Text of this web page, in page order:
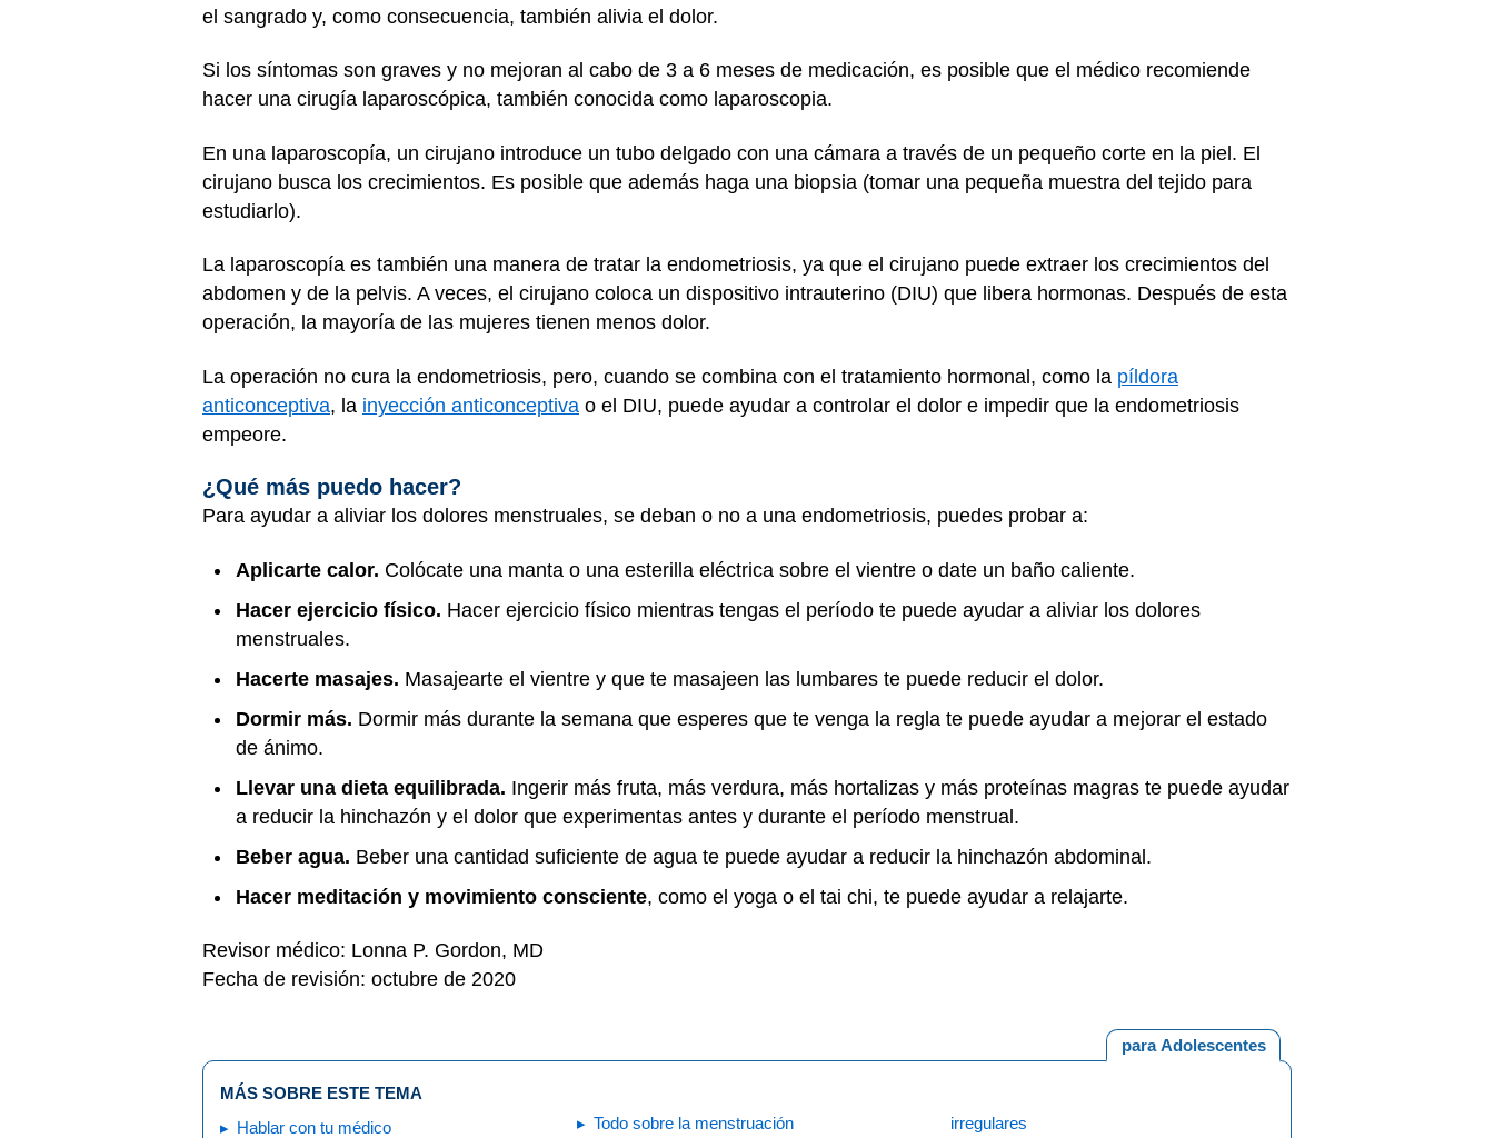
el sangrado y, como consecuencia, también alivia el dolor.
Si los síntomas son graves y no mejoran al cabo de 3 a 6 meses de medicación, es posible que el médico recomiende
hacer una cirugía laparoscópica, también conocida como laparoscopia.
En una laparoscopía, un cirujano introduce un tubo delgado con una cámara a través de un pequeño corte en la piel. El
cirujano busca los crecimientos. Es posible que además haga una biopsia (tomar una pequeña muestra del tejido para
estudiarlo).
La laparoscopía es también una manera de tratar la endometriosis, ya que el cirujano puede extraer los crecimientos del
abdomen y de la pelvis. A veces, el cirujano coloca un dispositivo intrauterino (DIU) que libera hormonas. Después de esta
operación, la mayoría de las mujeres tienen menos dolor.
La operación no cura la endometriosis, pero, cuando se combina con el tratamiento hormonal, como la píldora
anticonceptiva, la inyección anticonceptiva o el DIU, puede ayudar a controlar el dolor e impedir que la endometriosis
empeore.
¿Qué más puedo hacer?
Para ayudar a aliviar los dolores menstruales, se deban o no a una endometriosis, puedes probar a:
Aplicarte calor. Colócate una manta o una esterilla eléctrica sobre el vientre o date un baño caliente.
Hacer ejercicio físico. Hacer ejercicio físico mientras tengas el período te puede ayudar a aliviar los dolores
menstruales.
Hacerte masajes. Masajearte el vientre y que te masajeen las lumbares te puede reducir el dolor.
Dormir más. Dormir más durante la semana que esperes que te venga la regla te puede ayudar a mejorar el estado
de ánimo.
Llevar una dieta equilibrada. Ingerir más fruta, más verdura, más hortalizas y más proteínas magras te puede ayudar
a reducir la hinchazón y el dolor que experimentas antes y durante el período menstrual.
Beber agua. Beber una cantidad suficiente de agua te puede ayudar a reducir la hinchazón abdominal.
Hacer meditación y movimiento consciente, como el yoga o el tai chi, te puede ayudar a relajarte.
Revisor médico: Lonna P. Gordon, MD
Fecha de revisión: octubre de 2020
para Adolescentes
MÁS SOBRE ESTE TEMA
Hablar con tu médico
Todo sobre la menstruación irregulares